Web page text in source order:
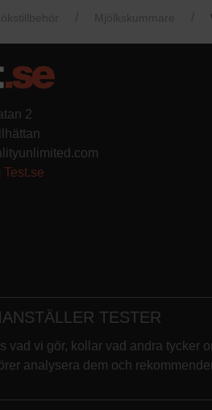
2
Test.se
TESTER
vad vi gör, kollar vad andra tycker
analysera dem och